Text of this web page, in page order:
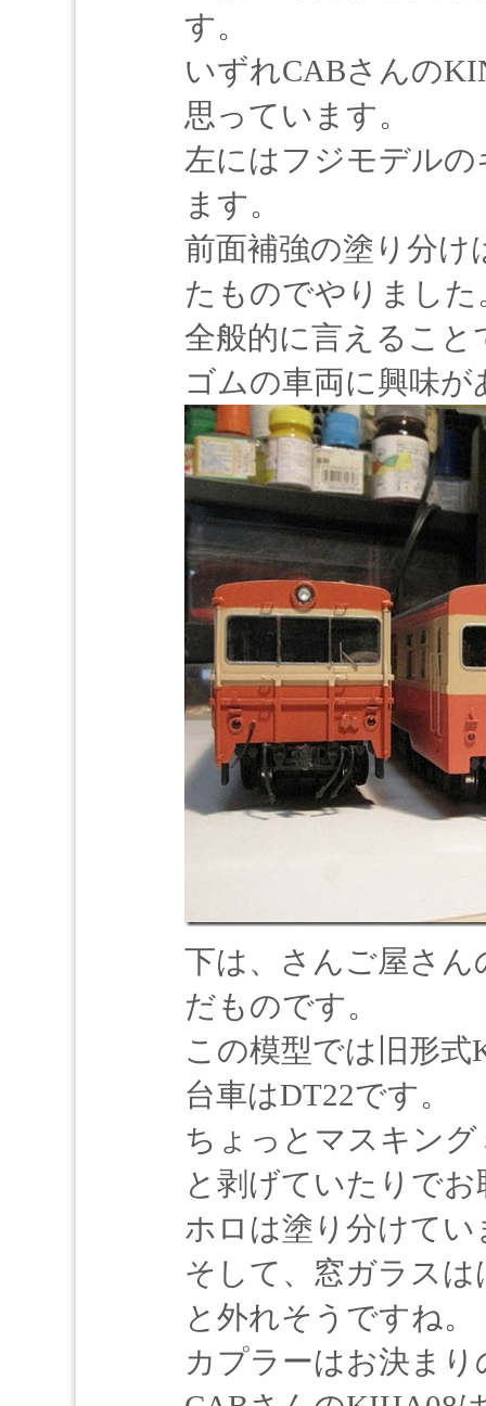
す。
いずれCABさんの
思っています。
左にはフジモデル
ます。
前面補強の塗り分け
たものでやりました
全般的に言えること
ゴムの車両に興味が
下は、さんご屋さ
だものです。
この模型では旧形
台車はDT22です。
ちょっとマスキン
と剥げていたりで
ホロは塗り分けてい
そして、窓ガラス
と外れそうですね。
カプラーはお決ま